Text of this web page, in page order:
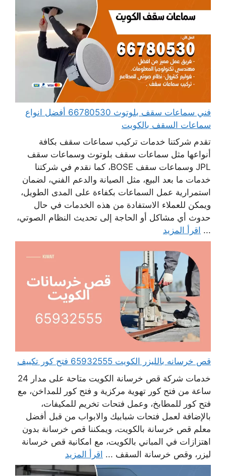
فني سماعات سقف بلوتوث 66780530 أفضل انواع
سماعات السقف بالكويت
تقدم شركتنا خدمات تركيب سماعات سقف بكافة
أنواعها مثل سماعات سقف بلوتوث وسماعات سقف
JPL وسماعات سقف BOSE، كما نقدم في شركتنا
خدمات ما بعد البيع، مثل الصيانة والدعم الفني، لضمان
استمرارية عمل السماعات بكفاءة على المدى الطويل،
ويمكن للعملاء الاستفادة من هذه الخدمات في حال
حدوث أي مشاكل أو الحاجة إلى تحديث النظام الصوتي،
... اقرأ المزيد
قص خرسانه بالليزر الكويت 65932555 فتح كور تكييف
خدمات شركة قص خرسانة الكويت متاحة على مدار 24
ساعة من فتح كور تهوية مركزية و فتح كور للمداخن، مع
فتح كور للمطابخ، وعمل فتحات تخريم للمكيفات،
بالإضافة لعمل فتحات شبابيك والابواب من قبل أفضل
معلم قص خرسانة بالكويت، ويمكننا قص خرسانة بدون
اهتزازات في المباني بالكويت، مع امكانية قص خرسانة
ليزر، وقص خرسانة السقف ... اقرأ المزيد